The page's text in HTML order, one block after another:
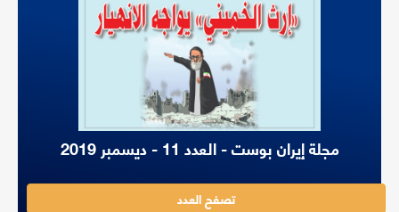
مجلة إيران بوست - العدد 11 - ديسمبر 2019
تصفح العدد